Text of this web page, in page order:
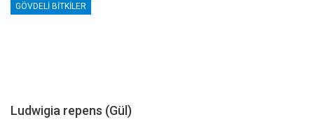
GÖVDELI BITKILER
Ludwigia repens (Gül)